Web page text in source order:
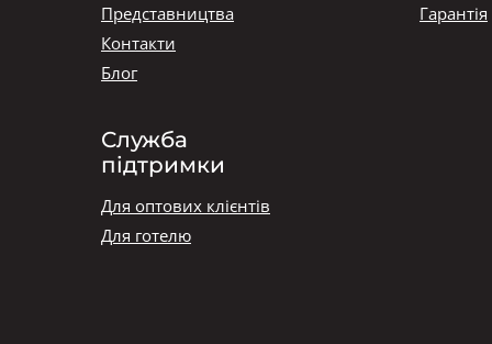
Представництва
Контакти
Блог
Служба
підтримки
Для оптових клієнтів
Для готелю
Гарантія